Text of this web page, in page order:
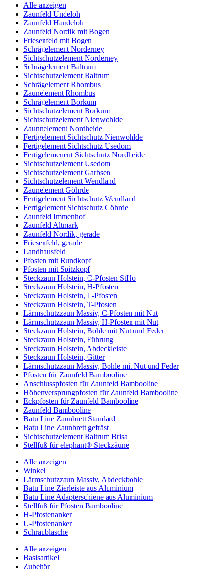
Alle anzeigen
Zaunfeld Undeloh
Zaunfeld Handeloh
Zaunfeld Nordik mit Bogen
Friesenfeld mit Bogen
Schrägelement Norderney
Sichtschutzelement Norderney
Schrägelement Baltrum
Sichtschutzelement Baltrum
Schrägelement Rhombus
Zaunelement Rhombus
Schrägelement Borkum
Sichtschutzelement Borkum
Sichtschutzelement Nienwohlde
Zaunnelement Nordheide
Fertigelement Sichtschutz Nienwohlde
Fertigelement Sichtschutz Usedom
Fertigelemenent Sichtschutz Nordheide
Sichtschutzelement Usedom
Sichtschutzelement Garbsen
Sichtschutzelement Wendland
Zaunelement Göhrde
Fertigelement Sichtschutz Wendland
Fertigelement Sichtschutz Göhrde
Zaunfeld Immenhof
Zaunfeld Altmark
Zaunfeld Nordik, gerade
Friesenfeld, gerade
Landhausfeld
Pfosten mit Rundkopf
Pfosten mit Spitzkopf
Steckzaun Holstein, C-Pfosten StHo
Steckzaun Holstein, H-Pfosten
Steckzaun Holstein, L-Pfosten
Steckzaun Holstein, T-Pfosten
Lärmschutzzaun Massiv, C-Pfosten mit Nut
Lärmschutzzaun Massiv, H-Pfosten mit Nut
Steckzaun Holstein, Bohle mit Nut und Feder
Steckzaun Holstein, Führung
Steckzaun Holstein, Abdeckleiste
Steckzaun Holstein, Gitter
Lärmschutzzaun Massiv, Bohle mit Nut und Feder
Pfosten für Zaunfeld Bambooline
Anschlusspfosten für Zaunfeld Bambooline
Höhenversprungpfosten für Zaunfeld Bambooline
Eckpfosten für Zaunfeld Bambooline
Zaunfeld Bambooline
Batu Line Zaunbrett Standard
Batu Line Zaunbrett gefräst
Sichtschutzelement Baltrum Brisa
Stellfuß für elephant® Steckzäune
Alle anzeigen
Winkel
Lärmschutzzaun Massiv, Abdeckbohle
Batu Line Zierleiste aus Aluminium
Batu Line Adapterschiene aus Aluminium
Stellfuß für Pfosten Bambooline
H-Pfostenanker
U-Pfostenanker
Schraublasche
Alle anzeigen
Basisartikel
Zubehör